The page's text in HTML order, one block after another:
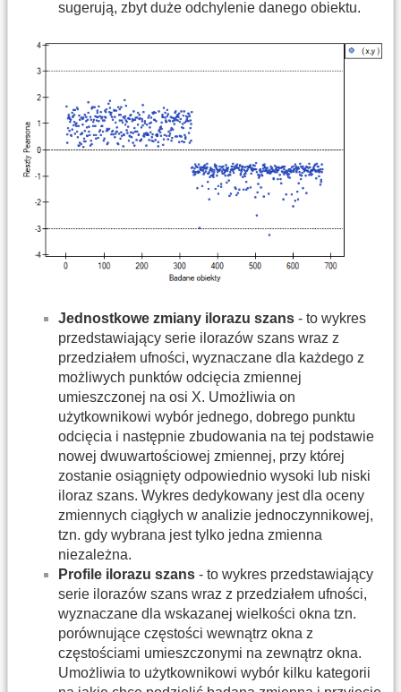
sugerują, zbyt duże odchylenie danego obiektu.
Jednostkowe zmiany ilorazu szans - to wykres
przedstawiający serie ilorazów szans wraz z
przedziałem ufności, wyznaczane dla każdego z
możliwych punktów odcięcia zmiennej
umieszczonej na osi X. Umożliwia on
użytkownikowi wybór jednego, dobrego punktu
odcięcia i następnie zbudowania na tej podstawie
nowej dwuwartościowej zmiennej, przy której
zostanie osiągnięty odpowiednio wysoki lub niski
iloraz szans. Wykres dedykowany jest dla oceny
zmiennych ciągłych w analizie jednoczynnikowej,
tzn. gdy wybrana jest tylko jedna zmienna
niezależna.
Profile ilorazu szans - to wykres przedstawiający
serie ilorazów szans wraz z przedziałem ufności,
wyznaczane dla wskazanej wielkości okna tzn.
porównujące częstości wewnątrz okna z
częstościami umieszczonymi na zewnątrz okna.
Umożliwia to użytkownikowi wybór kilku kategorii